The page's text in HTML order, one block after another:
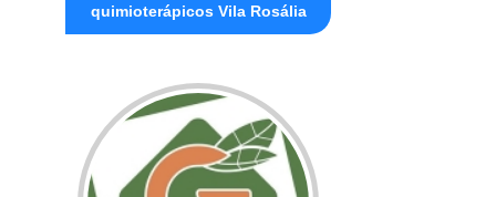
quimioterápicos Vila Rosália